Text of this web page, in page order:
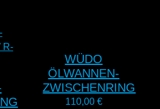
WÜDO
ÖLWANNEN-
ZWISCHENRING
110,00 €